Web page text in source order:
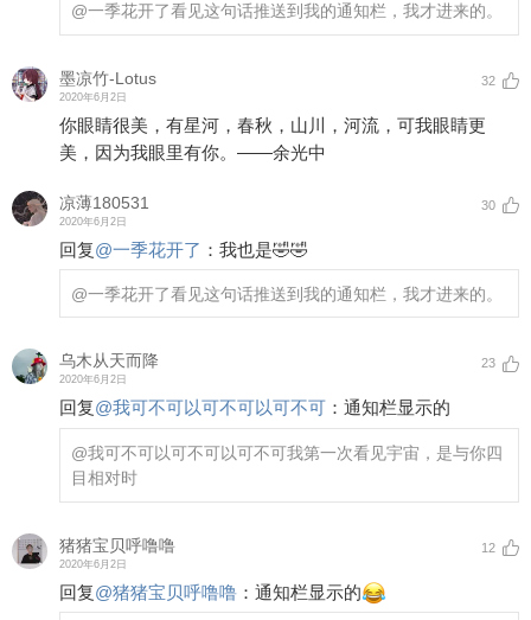
@一季花开了看见这句话推送到我的通知栏，我才进来的。
墨凉竹-Lotus
2020年6月2日
32
你眼睛很美，有星河，春秋，山川，河流，可我眼睛更
美，因为我眼里有你。——余光中
凉薄180531
2020年6月2日
30
回复@一季花开了 ： 我也是🤣🤣
@一季花开了看见这句话推送到我的通知栏，我才进来的。
乌木从天而降
2020年6月2日
23
回复@我可不可以可不可以可不可 ： 通知栏显示的
@我可不可以可不可以可不可我第一次看见宇宙，是与你四
目相对时
猪猪宝贝呼噜噜
2020年6月2日
12
回复@猪猪宝贝呼噜噜 ： 通知栏显示的